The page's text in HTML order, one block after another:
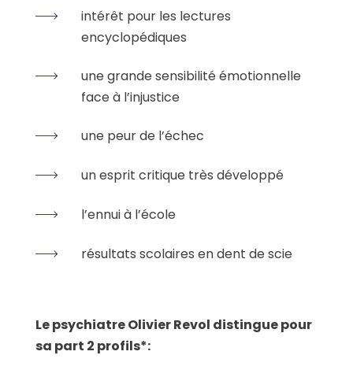
intérêt pour les lectures
encyclopédiques
une grande sensibilité émotionnelle
face à l’injustice
une peur de l’échec
un esprit critique très développé
l’ennui à l’école
résultats scolaires en dent de scie
Le psychiatre Olivier Revol distingue pour
sa part 2 profils*: